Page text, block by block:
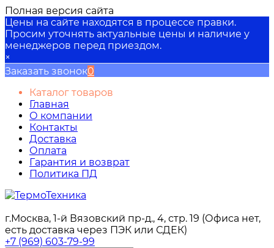
Полная версия сайта
Цены на сайте находятся в процессе правки.
Просим уточнять актуальные цены и наличие у
менеджеров перед приездом.
×
Заказать звонок0
Каталог товаров
Главная
О компании
Контакты
Доставка
Оплата
Гарантия и возврат
Политика ПД
г.Москва, 1-й Вязовский пр-д., 4, стр. 19 (Офиса нет,
есть доставка через ПЭК или СДЕК)
+7 (969) 603-79-99